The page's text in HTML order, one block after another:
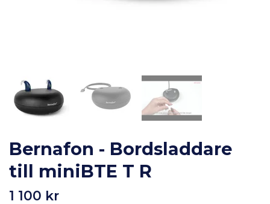
Bernafon - Bordsladdare
till miniBTE T R
1 100 kr